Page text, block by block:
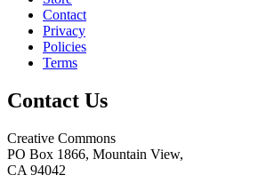
Contact
Privacy
Policies
Terms
Contact Us
Creative Commons
PO Box 1866, Mountain View,
CA 94042